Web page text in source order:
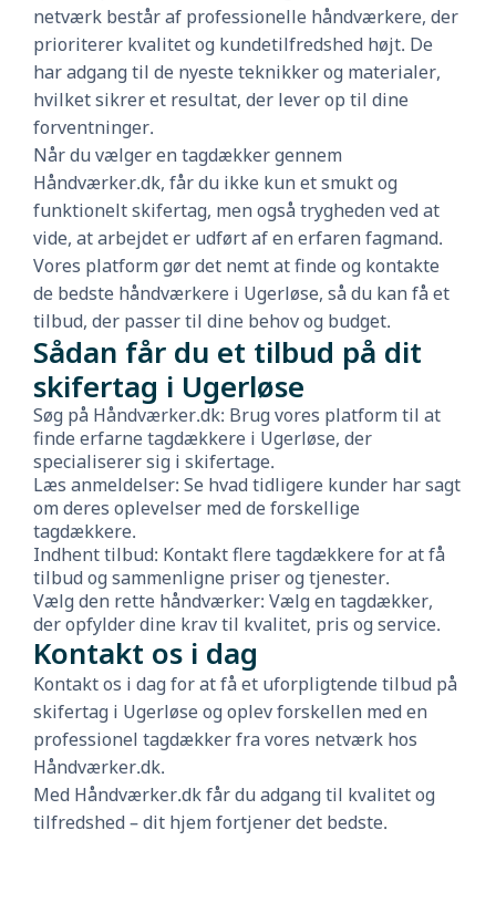
netværk består af professionelle håndværkere, der
prioriterer kvalitet og kundetilfredshed højt. De
har adgang til de nyeste teknikker og materialer,
hvilket sikrer et resultat, der lever op til dine
forventninger.
Når du vælger en tagdækker gennem
Håndværker.dk, får du ikke kun et smukt og
funktionelt skifertag, men også trygheden ved at
vide, at arbejdet er udført af en erfaren fagmand.
Vores platform gør det nemt at finde og kontakte
de bedste håndværkere i Ugerløse, så du kan få et
tilbud, der passer til dine behov og budget.
Sådan får du et tilbud på dit
skifertag i Ugerløse
Søg på Håndværker.dk: Brug vores platform til at
finde erfarne tagdækkere i Ugerløse, der
specialiserer sig i skifertage.
Læs anmeldelser: Se hvad tidligere kunder har sagt
om deres oplevelser med de forskellige
tagdækkere.
Indhent tilbud: Kontakt flere tagdækkere for at få
tilbud og sammenligne priser og tjenester.
Vælg den rette håndværker: Vælg en tagdækker,
der opfylder dine krav til kvalitet, pris og service.
Kontakt os i dag
Kontakt os i dag for at få et uforpligtende tilbud på
skifertag i Ugerløse og oplev forskellen med en
professionel tagdækker fra vores netværk hos
Håndværker.dk.
Med Håndværker.dk får du adgang til kvalitet og
tilfredshed – dit hjem fortjener det bedste.